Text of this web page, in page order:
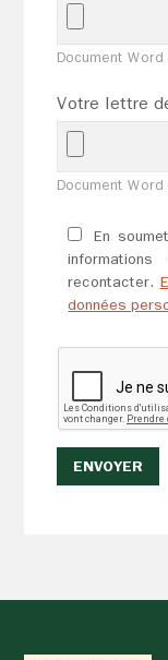
Document Word
Votre lettre
Document Word
En
recontacter.
données
Veuillez
ENVOYER